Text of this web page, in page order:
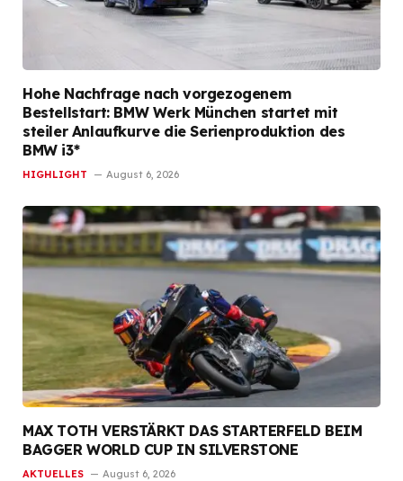
Hohe Nachfrage nach vorgezogenem
Bestellstart: BMW Werk München startet mit
steiler Anlaufkurve die Serienproduktion des
BMW i3*
HIGHLIGHT August 6, 2026
MAX TOTH VERSTÄRKT DAS STARTERFELD BEIM
BAGGER WORLD CUP IN SILVERSTONE
AKTUELLES August 6, 2026